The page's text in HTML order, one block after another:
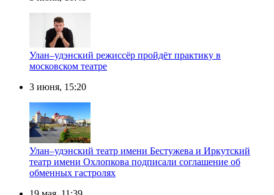
Улан–удэнский режиссёр пройдёт практику в
московском театре
3 июня, 15:20
Улан–удэнский театр имени Бестужева и Иркутский
театр имени Охлопкова подписали соглашение об
обменных гастролях